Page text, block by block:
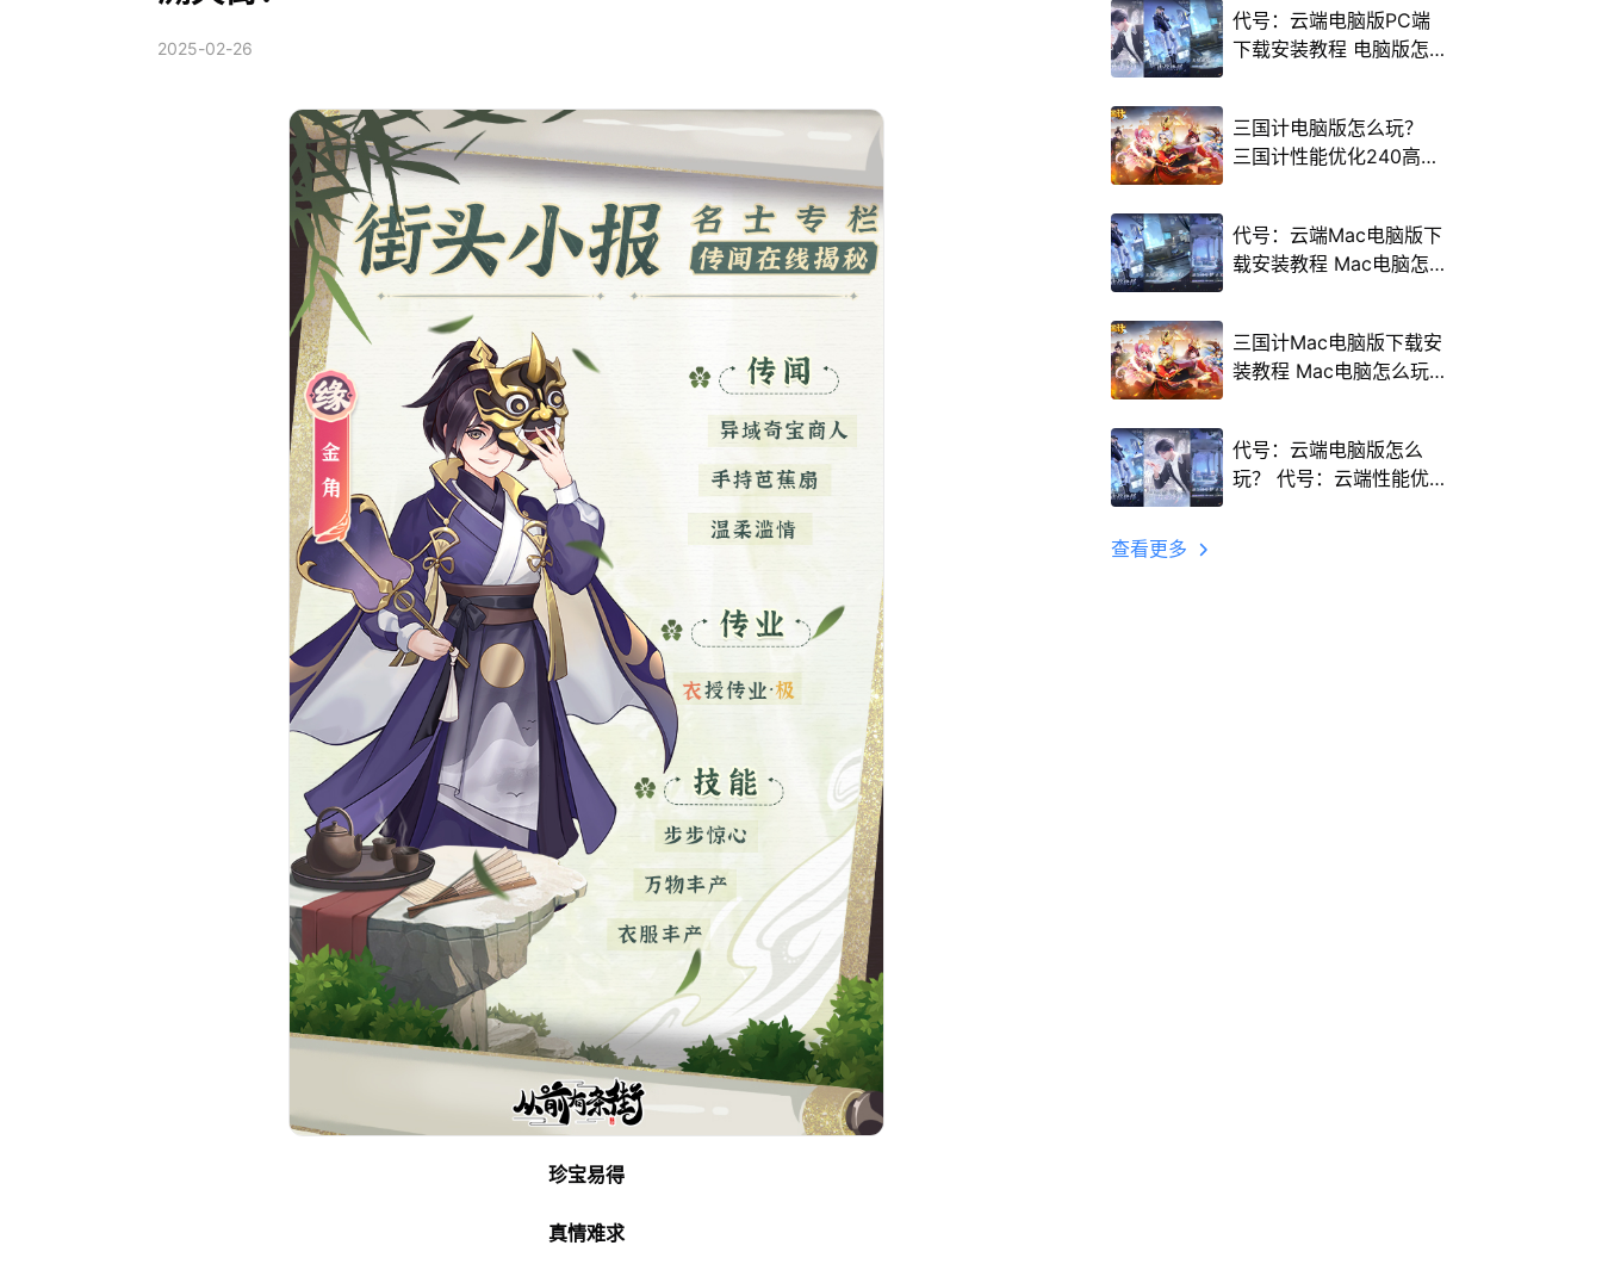
2025-02-26
珍宝易得
真情难求
代号：云端电脑版PC端
下载安装教程 电脑版怎
三国计电脑版怎么玩？
三国计性能优化240高帧
代号：云端Mac电脑版下
载安装教程 Mac电脑怎
三国计Mac电脑版下载安
装教程 Mac电脑怎么玩
代号：云端电脑版怎么
玩？ 代号：云端性能优
查看更多